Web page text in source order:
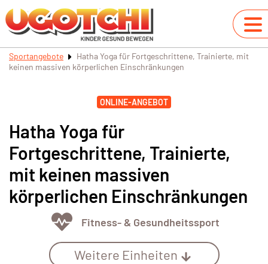
Sportangebote
Hatha Yoga für Fortgeschrittene, Trainierte, mit
keinen massiven körperlichen Einschränkungen
ONLINE-ANGEBOT
Hatha Yoga für
Fortgeschrittene, Trainierte,
mit keinen massiven
körperlichen Einschränkungen
Fitness- & Gesundheitssport
Weitere Einheiten